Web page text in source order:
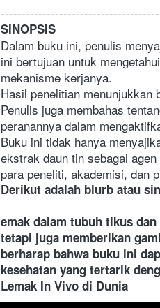
SINOPSIS
Dalam buku ini, penulis
ini bertujuan untuk
mekanisme kerjanya.
Hasil penelitian
Penulis juga membahas
peranannya dalam
Buku ini tidak hanya
ekstrak daun tin sebagai
para peneliti, akademisi, dan
Derikut adalah blurb atau
emak dalam tubuh tikus
tetapi juga memberikan
berharap bahwa buku ini
kesehatan yang tertarik
Lemak In Vivo di Dunia